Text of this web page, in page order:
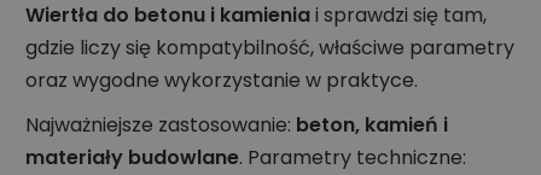
Wiertła do betonu i kamieniai sprawdzi się tam,
gdzie liczy się kompatybilność, właściwe parametry
oraz wygodne wykorzystanie w praktyce.
Najważniejsze zastosowanie: beton, kamień i
materiały budowlane. Parametry techniczne: